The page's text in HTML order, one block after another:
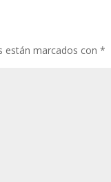
están marcados con *